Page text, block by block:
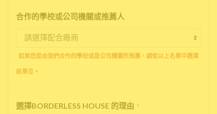
合作的學校或公司機關或推薦人
如果您是由我們合作的學校或是公司機關所推薦，請從以上名單中選擇
該單位。
選擇BORDERLESS HOUSE 的理由 *